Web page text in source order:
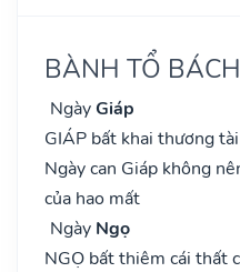
BÀNH TỔ
NgàyGiáp
GIÁP bất khai thương
Ngày can Giáp không
của hao mất
Ngày Ngọ
NGỌ bất thiêm cái thất